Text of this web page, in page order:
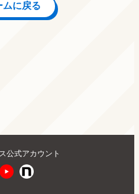
ムに戻る
公式アカウント